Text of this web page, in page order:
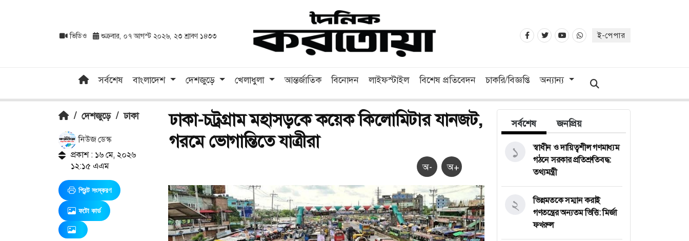
ভিডিও শুক্রবার, ০৭ আগস্ট ২০২৬, ২৩ শ্রাবণ ১৪৩৩ ই-পেপার
সর্বশেষ বাংলাদেশ দেশজুড়ে খেলাধুলা আন্তর্জাতিক বিনোদন লাইফস্টাইল বিশেষ প্রতিবেদন চাকরি/বিজ্ঞপ্তি অন্যান্য
/ দেশজুড়ে / ঢাকা
নিউজ ডেস্ক
প্রকাশ : ১৬ মে, ২০২৬
১২:১৫ এএম
প্রিন্ট সংস্করণ
ফটো কার্ড
ঢাকা-চট্রগ্রাম মহাসড়কে কয়েক কিলোমিটার যানজট,
গরমে ভোগান্তিতে যাত্রীরা
অ- অ+
সর্বশেষ জনপ্রিয়
স্বাধীন ও দায়িত্বশীল গণমাধ্যম
গঠনে সরকার প্রতিশ্রুতিবদ্ধ:
তথ্যমন্ত্রী
১
ভিন্নমতকে সম্মান করাই
গণতন্ত্রের অন্যতম ভিত্তি: মির্জা
ফখরুল
২